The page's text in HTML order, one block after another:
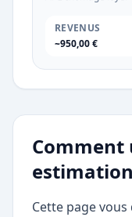
REVENUS
~950,00 €
estimation
Cette page